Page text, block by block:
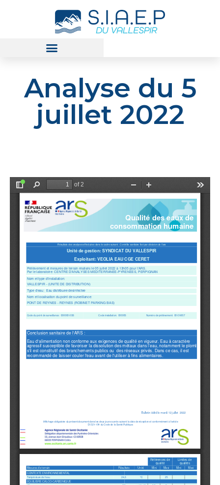
Analyse du 5
juillet 2022